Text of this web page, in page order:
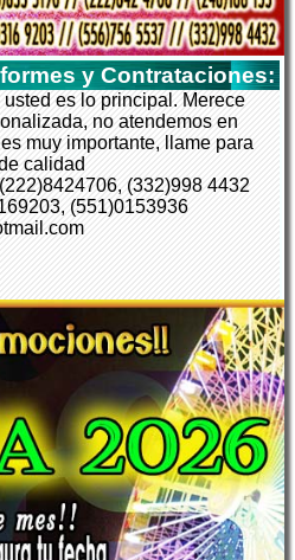
y Contrataciones:
es lo principal. Merece
no atendemos en
muy importante, llame para
calidad
(332)998 4432
(551)0153936